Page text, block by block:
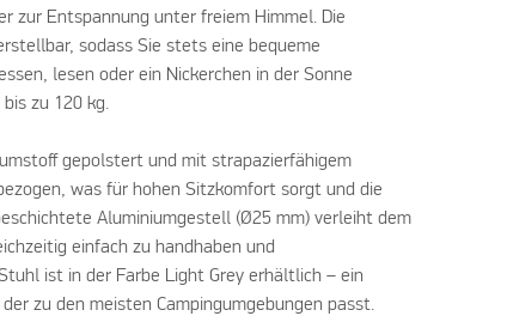
zur Entspannung unter freiem Himmel. Die
sodass Sie stets eine bequeme
lesen oder ein Nickerchen in der Sonne
zu 120 kg.
gepolstert und mit strapazierfähigem
was für hohen Sitzkomfort sorgt und die
Aluminiumgestell (Ø25 mm) verleiht dem
einfach zu handhaben und
ist in der Farbe Light Grey erhältlich – ein
zu den meisten Campingumgebungen passt.